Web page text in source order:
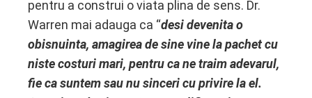
pentru a construi o viata plina de sens. Dr.
Warren mai adauga ca “desi devenita o
obisnuinta, amagirea de sine vine la pachet cu
niste costuri mari, pentru ca ne traim adevarul,
fie ca suntem sau nu sinceri cu privire la el.